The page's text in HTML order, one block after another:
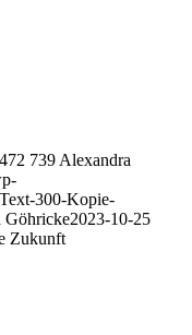
472 739 Alexandra
300-Kopie-
Göhricke2023-10-25
Zukunft